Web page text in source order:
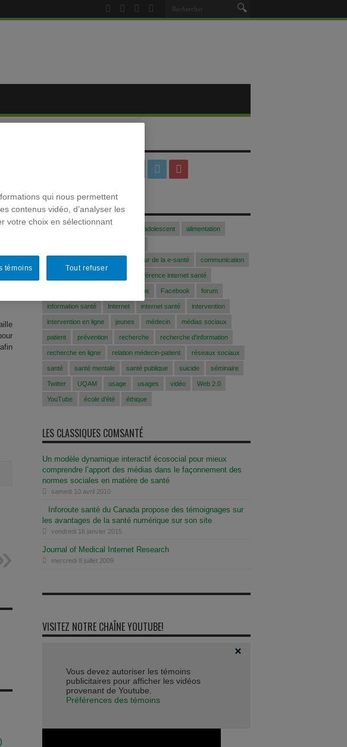
MOTS-CLÉS
adolescent alimentation
colloque la communication au coeur de la e-santé communication
conférence internet santé
EEfaussesinfos Facebook forum
information santé Internet internet santé intervention
intervention en ligne jeunes médecin médias sociaux
patient prévention recherche recherche d'information
recherche en ligne relation médecin-patient réseaux sociaux
santé santé mentale santé publique suicide séminaire
Twitter UQAM usage usages vidéo Web 2.0
YouTube école d'été éthique
LES CLASSIQUES COMSANTÉ
Un modèle dynamique interactif écosocial pour mieux
comprendre l’apport des médias dans le façonnement des
normes sociales en matière de santé
samedi 10 avril 2010
Inforoute santé du Canada propose des témoignages sur
les avantages de la santé numérique sur son site
vendredi 16 janvier 2015
Journal of Medical Internet Research
mercredi 8 juillet 2009
VISITEZ NOTRE CHAÎNE YOUTUBE!
Vous devez autoriser les témoins
publicitaires pour afficher les vidéos
provenant de Youtube.
Préférences des témoins
qui nous permettent
contenus vidéo, d’analyser les
votre choix en sélectionnant
Tout refuser
témoins